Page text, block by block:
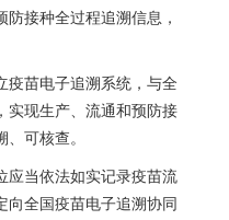
接种全过程追溯信息，
疫苗电子追溯系统，与全
实现生产、流通和预防接
可核查。
应当依法如实记录疫苗流
向全国疫苗电子追溯协同